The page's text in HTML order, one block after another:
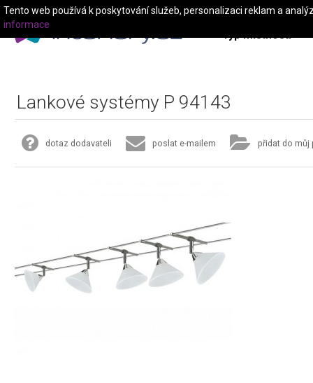
Typ místnosti
Lankové systémy P 94143
dotaz dodavateli poslat e-mailem přidat do můj
Tento web používá k poskytování služeb, personalizaci reklam a
informace